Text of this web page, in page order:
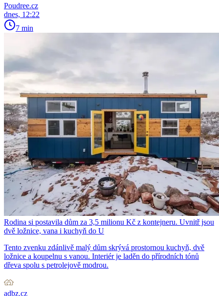
Poudree.cz
dnes, 12:22
7 min
Rodina si postavila dům za 3,5 milionu Kč z kontejneru. Uvnitř jsou
dvě ložnice, vana i kuchyň do U
Tento zvenku zdánlivě malý dům skrývá prostornou kuchyň, dvě
ložnice a koupelnu s vanou. Interiér je laděn do přírodních tónů
dřeva spolu s petrolejově modrou.
adbz.cz